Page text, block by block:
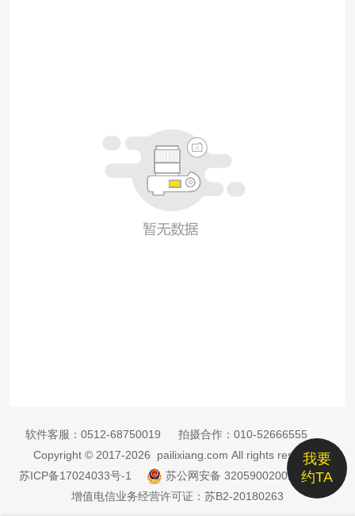
我要
约TA
软件客服： 0512-68750019 拍摄合作： 010-52666555
Copyright © 2017-2026 pailixiang.com All rights reserved
苏ICP备17024033号-1
苏公网安备 32059002002885号
增值电信业务经营许可证：苏B2-20180263